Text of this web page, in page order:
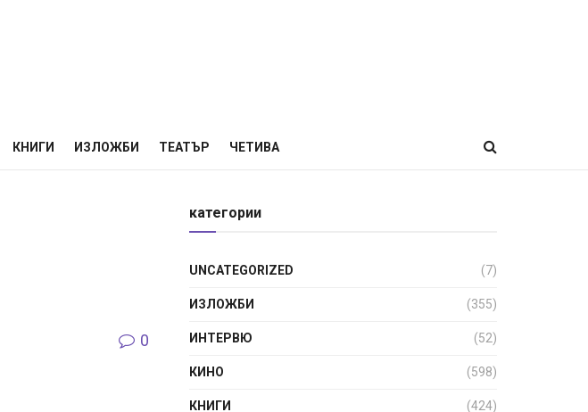
КНИГИ ИЗЛОЖБИ ТЕАТЪР ЧЕТИВА
0
категории
UNCATEGORIZED (7)
ИЗЛОЖБИ (355)
ИНТЕРВЮ (52)
КИНО (598)
КНИГИ (424)